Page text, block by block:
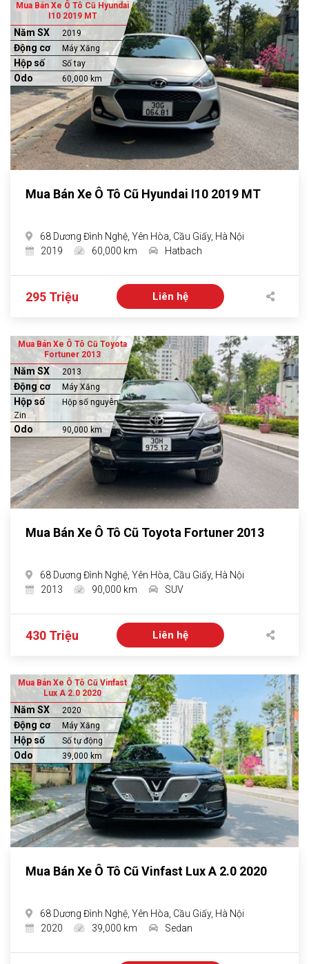
Mua Bán Xe Ô Tô Cũ Hyundai
I10 2019 MT
Năm SX 2019
Động cơ Máy Xăng
Hộp số Số tay
Odo 60,000 km
Mua Bán Xe Ô Tô Cũ Hyundai I10 2019 MT
68 Dương Đình Nghệ, Yên Hòa, Cầu Giấy, Hà Nội
2019
60,000 km Hatbach
295 Triệu Liên hệ
Mua Bán Xe Ô Tô Cũ Toyota
Fortuner 2013
Năm SX 2013
Động cơ Máy Xăng
Hộp số
Hộp số nguyên
Zin
Odo 90,000 km
Mua Bán Xe Ô Tô Cũ Toyota Fortuner 2013
68 Dương Đình Nghệ, Yên Hòa, Cầu Giấy, Hà Nội
2013
90,000 km SUV
430 Triệu Liên hệ
Mua Bán Xe Ô Tô Cũ Vinfast
Lux A 2.0 2020
Năm SX 2020
Động cơ Máy Xăng
Hộp số Số tự động
Odo 39,000 km
Mua Bán Xe Ô Tô Cũ Vinfast Lux A 2.0 2020
68 Dương Đình Nghệ, Yên Hòa, Cầu Giấy, Hà Nội
2020
39,000 km Sedan